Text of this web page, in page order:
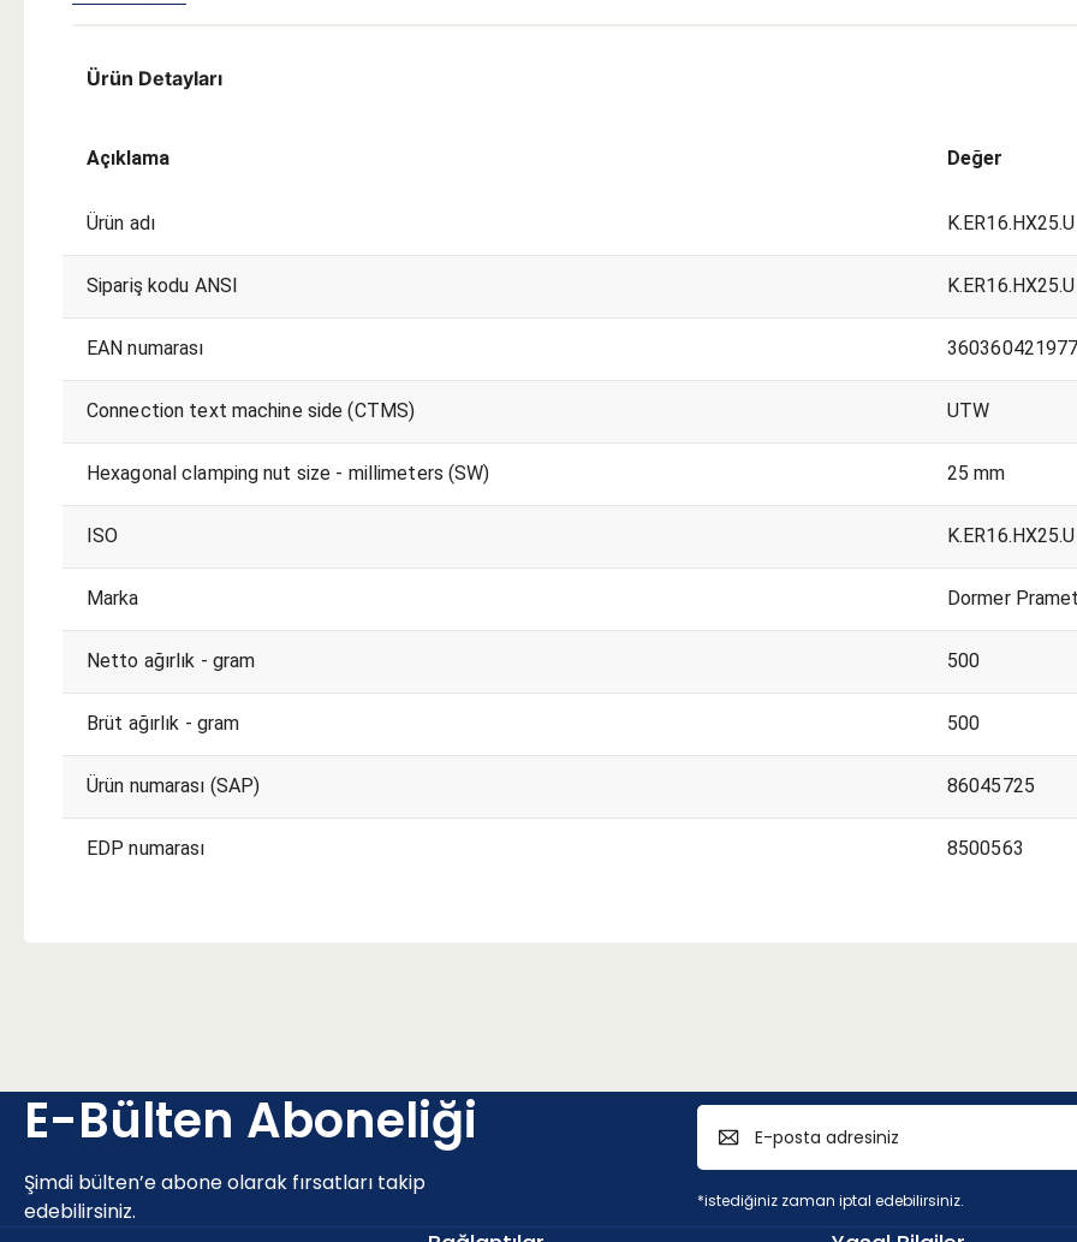
Ürün Detayları
Açıklama Değer
Ürün adı
Sipariş kodu ANSI
EAN numarası
Connection text machine side (CTMS) UTW
Hexagonal clamping nut size - millimeters (SW) 25 mm
ISO
Marka Dormer Pramet
Netto ağırlık - gram 500
Brüt ağırlık - gram 500
Ürün numarası (SAP) 86045725
EDP numarası 8500563
E-Bülten Aboneliği
Şimdi bülten’e abone olarak fırsatları takip
edebilirsiniz.
*istediğiniz zaman iptal edebilirsiniz.